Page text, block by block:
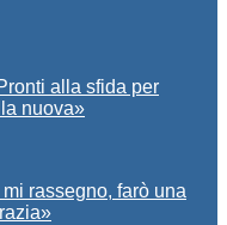
alla sfida per
nuova»
rassegno, farò una